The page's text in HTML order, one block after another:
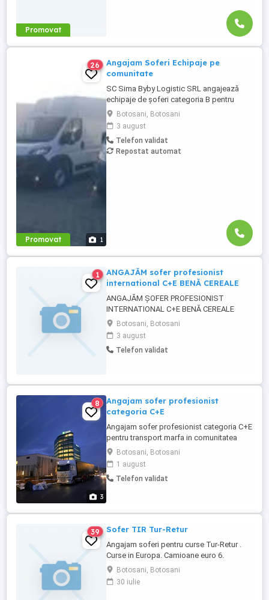
Promovat
Promovat 1
26
Angajam Soferi Echipaje pe
comunitate
SC Sima Byby Logistic SRL angajează
echipaje de șoferi categoria B pentru
transport internațional (comunitate)!
Căutăm echipaje formate din 2 șoferi,
posesori ai permisului categoria B, pentru
transport internațional de marfă. Oferim:
Salariu între 1.800 și 2.200 Program: 2 luni
Botosani, Botosani
3 august
Telefon validat
Repostat automat
1
ANGAJĂM sofer profesionist
international C+E BENĂ CEREALE
ANGAJĂM ȘOFER PROFESIONIST
INTERNATIONAL C+E BENĂ CEREALE
Căutăm un șofer cu experiență și simț al
responsabilității pentru TRANSPORT
INTERNAȚIONAL DE CEREALE ȘI FURAJE
USCATE (hrană destinată consumului
SĂPTĂMÂNI ACASĂ SAU ...
Botosani, Botosani
3 august
Telefon validat
3
8
Angajam sofer profesionist
categoria C+E
Angajam sofer profesionist categoria C+E
pentru transport marfa in comunitatea
europeana. Posibilitate de angajare si
incepatori . Nu este necesar atestat ADR.
Se lucreaza pe Cap tractor euro 6 ( Daf XF
480 sau 530 , cabina super space) cu
Botosani, Botosani
1 august
Telefon validat
39 Sofer TIR Tur-Retur
Angajam soferi pentru curse Tur-Retur .
Curse in Europa. Camioane euro 6.
Necesar experienta minim 1 an. 1800-3000
/Luna
Botosani, Botosani
30 iulie